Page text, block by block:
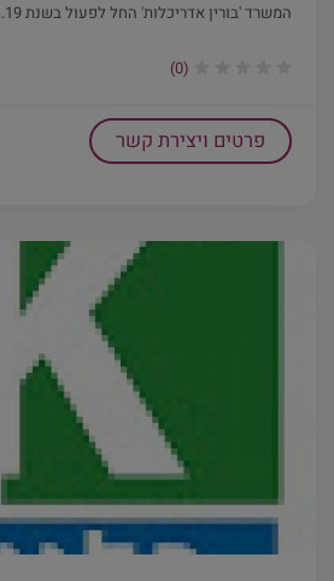
המשרד 'בורין אדריכלות' החל לפעול בשנת 19...
(0)
פרטים ויצירת קשר